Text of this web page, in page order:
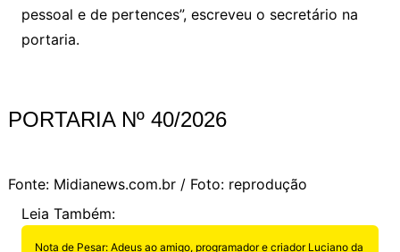
pessoal e de pertences”, escreveu o secretário na
portaria.
PORTARIA Nº 40/2026
Fonte: Midianews.com.br / Foto: reprodução
Leia Também:
Nota de Pesar: Adeus ao amigo, programador e criador Luciano da